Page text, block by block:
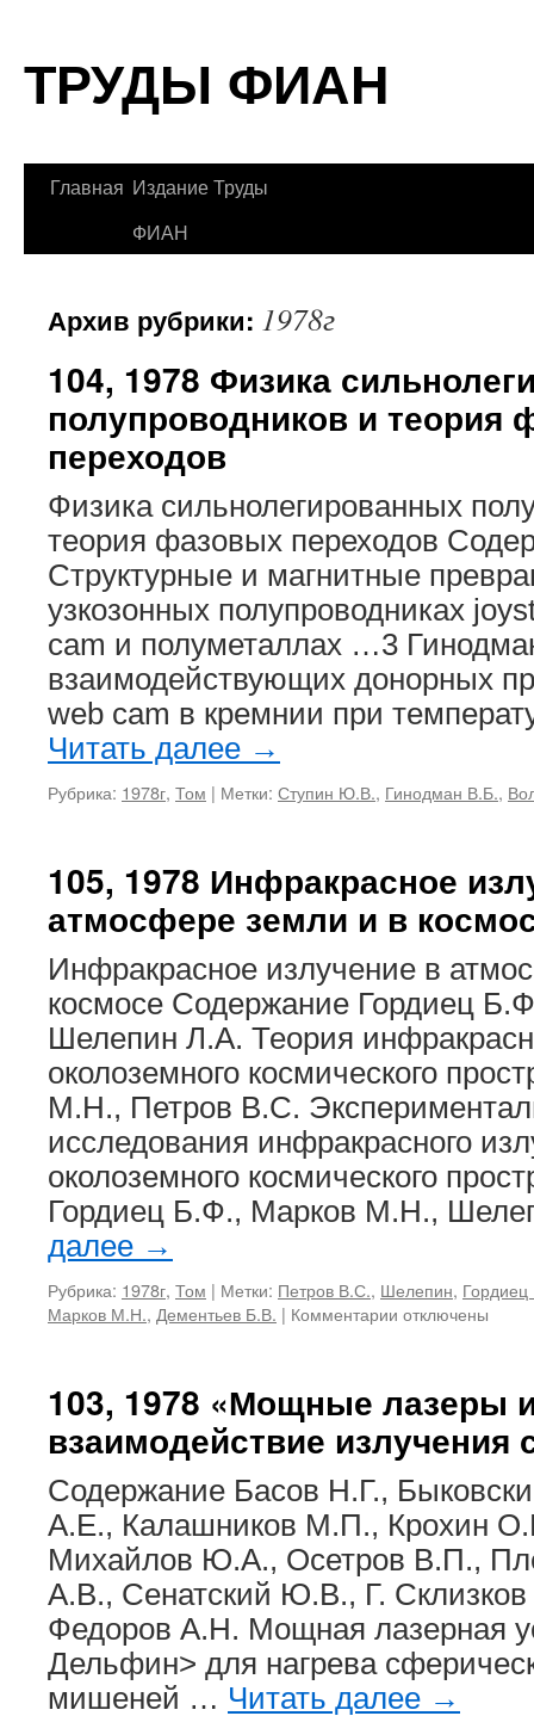
содержимому
ТРУДЫ ФИАН
Главная Издание Труды
ФИАН
Архив рубрики: 1978г
104, 1978 Физика
полупроводников и теория
переходов
Физика сильнолегированных
теория фазовых переходов
Структурные и магнитные
узкозонных полупроводниках
cam и полуметаллах …3
взаимодействующих донорных
web cam в кремнии при
Читать далее →
Рубрика: 1978г, Том | Метки: Ступин Ю.В., Гинодман В.Б.,
105, 1978 Инфракрасное
атмосфере земли и в
Инфракрасное излучение в
космосе Содержание Гордиец
Шелепин Л.А. Теория
околоземного космического
М.Н., Петров В.С.
исследования инфракрасного
околоземного космического
Гордиец Б.Ф., Марков М.Н.,
далее →
Рубрика: 1978г, Том | Метки: Петров В.С., Шелепин,
Марков М.Н., Дементьев Б.В. | Комментарии к
Инфракрасное
излучение
в
атмосфере
земли
и
в
космосе
отключены
103, 1978 «Мощные лазеры
взаимодействие излучения
Содержание Басов Н.Г.,
А.Е., Калашников М.П., Крохин
Михайлов Ю.А., Осетров В.П.,
А.В., Сенатский Ю.В., Г.
Федоров А.Н. Мощная лазерная
Дельфин> для нагрева
мишеней … Читать далее →